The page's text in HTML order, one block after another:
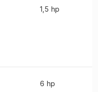
1,5 hp
6 hp